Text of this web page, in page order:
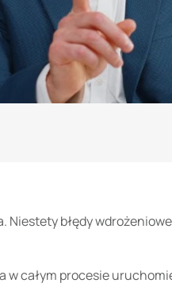
Niestety błędy
w całym procesie